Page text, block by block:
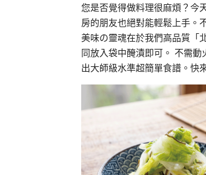
您是否覺得做料理很麻煩？今
房的朋友也絕對能輕鬆上手。
美味の靈魂在於我們高品質「
同放入袋中醃漬即可。 不需
出大師級水準超簡單食譜。快